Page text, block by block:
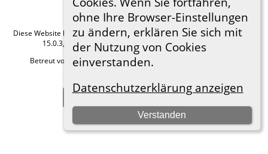
ohne Ihre Browser-Einstellungen
zu ändern, erklären Sie sich mit
der Nutzung von Cookies
einverstanden.
Datenschutzerklärung anzeigen
Verstanden
Diese Website läuft mitThe Next Generation of Genealogy Sitebuilding
15.0.3, programmiert von Darrin Lythgoe © 2001-2026.
Betreut von
Roland zu Dortmund e.V.
Zur Desktop-Webseite wechseln